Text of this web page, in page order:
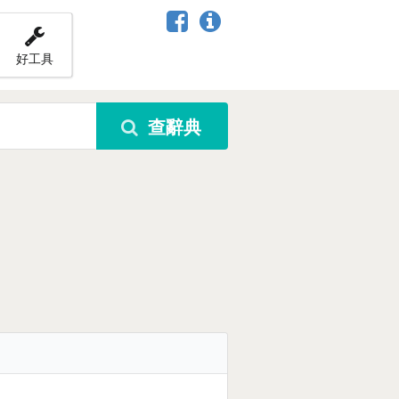
好工具
查辭典